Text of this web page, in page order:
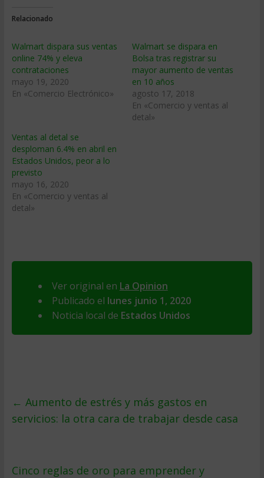
Relacionado
Walmart dispara sus ventas
online 74% y eleva
contrataciones
mayo 19, 2020
En «Comercio Electrónico»
Walmart se dispara en
Bolsa tras registrar su
mayor aumento de ventas
en 10 años
agosto 17, 2018
En «Comercio y ventas al
detal»
Ventas al detal se
desploman 6.4% en abril en
Estados Unidos, peor a lo
previsto
mayo 16, 2020
En «Comercio y ventas al
detal»
Ver original en La Opinion
Publicado el lunes junio 1, 2020
Noticia local de Estados Unidos
← Aumento de estrés y más gastos en
servicios: la otra cara de trabajar desde casa
Cinco reglas de oro para emprender y